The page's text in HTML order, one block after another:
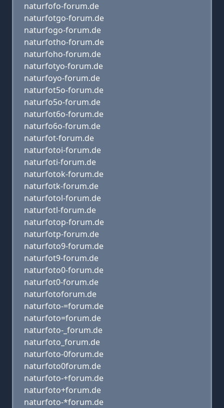
naturfofo-forum.de
naturfotgo-forum.de
naturfogo-forum.de
naturfotho-forum.de
naturfoho-forum.de
naturfotyo-forum.de
naturfoyo-forum.de
naturfot5o-forum.de
naturfo5o-forum.de
naturfot6o-forum.de
naturfo6o-forum.de
naturfot-forum.de
naturfotoi-forum.de
naturfoti-forum.de
naturfotok-forum.de
naturfotk-forum.de
naturfotol-forum.de
naturfotl-forum.de
naturfotop-forum.de
naturfotp-forum.de
naturfoto9-forum.de
naturfot9-forum.de
naturfoto0-forum.de
naturfot0-forum.de
naturfotoforum.de
naturfoto-=forum.de
naturfoto=forum.de
naturfoto-_forum.de
naturfoto_forum.de
naturfoto-0forum.de
naturfoto0forum.de
naturfoto-+forum.de
naturfoto+forum.de
naturfoto-*forum.de